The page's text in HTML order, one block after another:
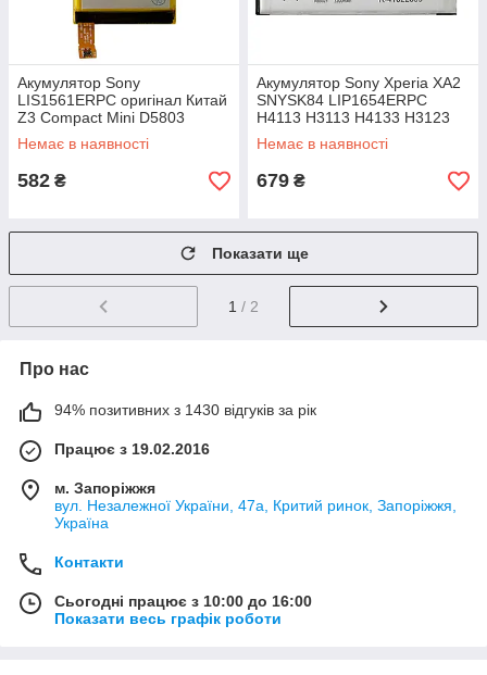
Акумулятор Sony
LIS1561ERPC оригінал Китай
Z3 Compact Mini D5803
D5833 SO-02G, Xperia C4
E5303 2600mAh
Немає в наявності
582 ₴
Акумулятор Sony Xperia XA2
SNYSK84 LIP1654ERPC
H4113 H3113 H4133 H3123
(оригінал Китай 3300 mAh)
Немає в наявності
679 ₴
Показати ще
1 / 2
Про нас
94% позитивних з 1430 відгуків за рік
Працює з 19.02.2016
м. Запоріжжя
вул. Незалежної України, 47а, Критий ринок, Запоріжжя,
Україна
Контакти
Сьогодні працює з 10:00 до 16:00
Показати весь графік роботи